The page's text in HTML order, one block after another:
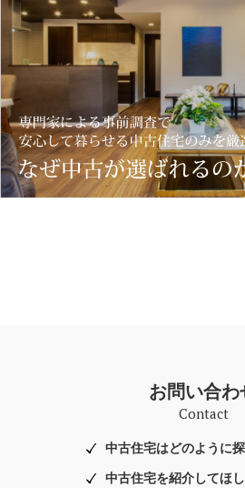
お問い合わ
Contact
中古住宅はどのように
中古住宅を紹介してほ